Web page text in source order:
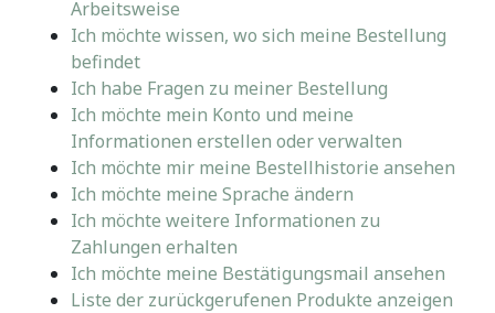
Arbeitsweise
Ich möchte wissen, wo sich meine Bestellung
befindet
Ich habe Fragen zu meiner Bestellung
Ich möchte mein Konto und meine
Informationen erstellen oder verwalten
Ich möchte mir meine Bestellhistorie ansehen
Ich möchte meine Sprache ändern
Ich möchte weitere Informationen zu
Zahlungen erhalten
Ich möchte meine Bestätigungsmail ansehen
Liste der zurückgerufenen Produkte anzeigen